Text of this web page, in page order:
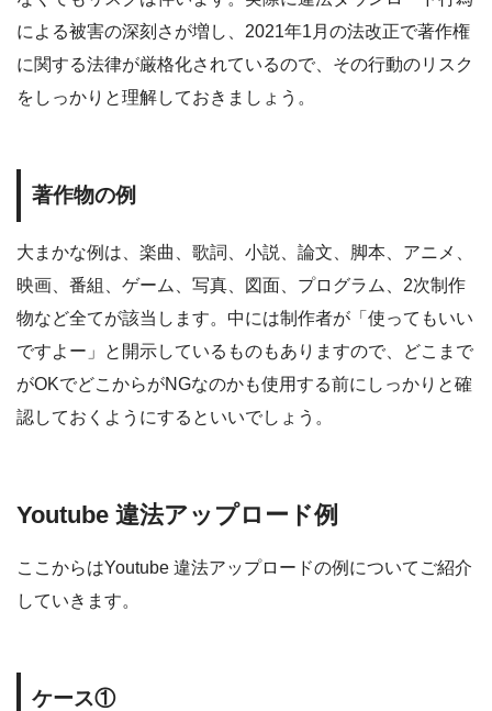
による被害の深刻さが増し、2021年1月の法改正で著作権
に関する法律が厳格化されているので、その行動のリスク
をしっかりと理解しておきましょう。
著作物の例
大まかな例は、楽曲、歌詞、小説、論文、脚本、アニメ、
映画、番組、ゲーム、写真、図面、プログラム、2次制作
物など全てが該当します。中には制作者が「使ってもいい
ですよー」と開示しているものもありますので、どこまで
がOKでどこからがNGなのかも使用する前にしっかりと確
認しておくようにするといいでしょう。
Youtube 違法アップロード例
ここからはYoutube 違法アップロードの例についてご紹介
していきます。
ケース①